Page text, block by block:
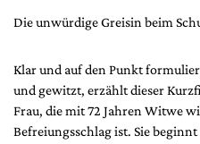
Die unwürdige Greisin beim
Klar und auf den Punkt
und gewitzt, erzählt dieser
Frau, die mit 72 Jahren Witwe
Befreiungsschlag ist. Sie beginnt